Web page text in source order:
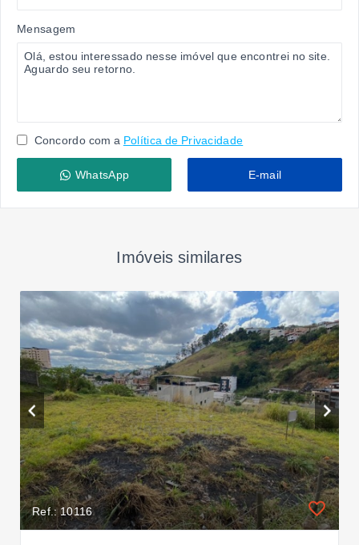
Mensagem
Concordo com a Política de Privacidade
WhatsApp E-mail
Imóveis similares
Ref.: 10116